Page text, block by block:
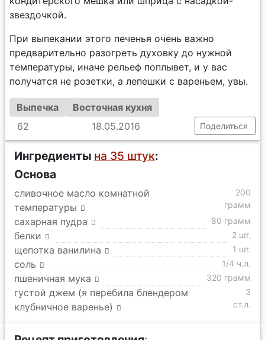
звездочкой.
При выпекании этого печенья очень важно
предварительно разогреть духовку до нужной
температуры, иначе рельеф поплывет, и у вас
получатся не розетки, а лепешки с вареньем, увы.
Выпечка
Восточная кухня
62
18.05.2016 Поделиться
Ингредиенты на 35 штук:
Основа
сливочное масло комнатной
температуры
200
грамм
сахарная пудра 80 грамм
белки 2 шт.
щепотка ванилина 1 шт.
соль 1/4 ч.л.
пшеничная мука 320 грамм
густой джем (я перебила блендером
клубничное варенье)
3
ст.л.